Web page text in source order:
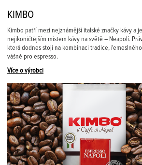
KIMBO
Kimbo patří mezi nejznámější italské značky kávy a
nejikoničtějším místem kávy na světě – Neapolí.
která dodnes stojí na kombinaci tradice,
vášně pro espresso.
Více o výrobci